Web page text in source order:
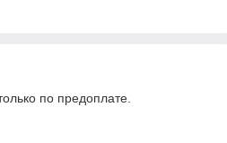
по предоплате.